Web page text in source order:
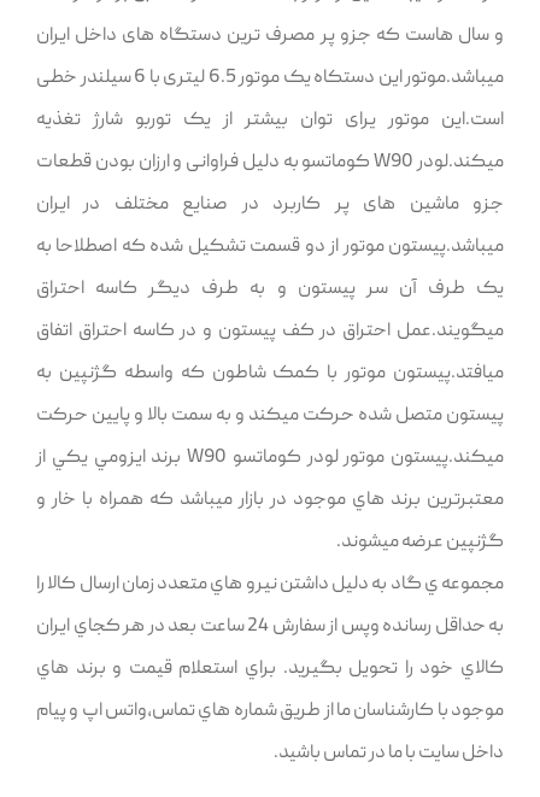
و سال هاست که جزو پر مصرف ترین دستگاه های داخل ایران
میباشد.موتور این دستکاه یک موتور 6.5 لیتری با 6 سیلندر خطی
است.این موتور یرای توان بیشتر از یک توربو شارژ تغذیه
میکند.لودر W90 کوماتسو به دلیل فراوانی و ارزان بودن قطعات
جزو ماشین های پر کاربرد در صنایع مختلف در ایران
میباشد.پيستون موتور از دو قسمت تشکيل شده که اصطلاحا به
يک طرف آن سر پيستون و به طرف ديگر کاسه احتراق
ميگويند.عمل احتراق در کف پيستون و در کاسه احتراق اتفاق
ميافتد.پيستون موتور با کمک شاطون که واسطه گژنپين به
پيستون متصل شده حرکت ميکند و به سمت بالا و پايين حرکت
ميکند.پيستون موتور لودر کوماتسو W90 برند ايزومي يکي از
معتبرترين برند هاي موجود در بازار ميباشد که همراه با خار و
گژنپين عرضه ميشوند.
مجموعه ي گاد به دليل داشتن نيرو هاي متعدد زمان ارسال کالا را
به حداقل رسانده وپس از سفارش 24 ساعت بعد در هر کجاي ايران
کالاي خود را تحويل بگيريد. براي استعلام قيمت و برند هاي
موجود با کارشناسان ما از طريق شماره هاي تماس,واتس اپ و پيام
داخل سايت با ما در تماس باشيد.